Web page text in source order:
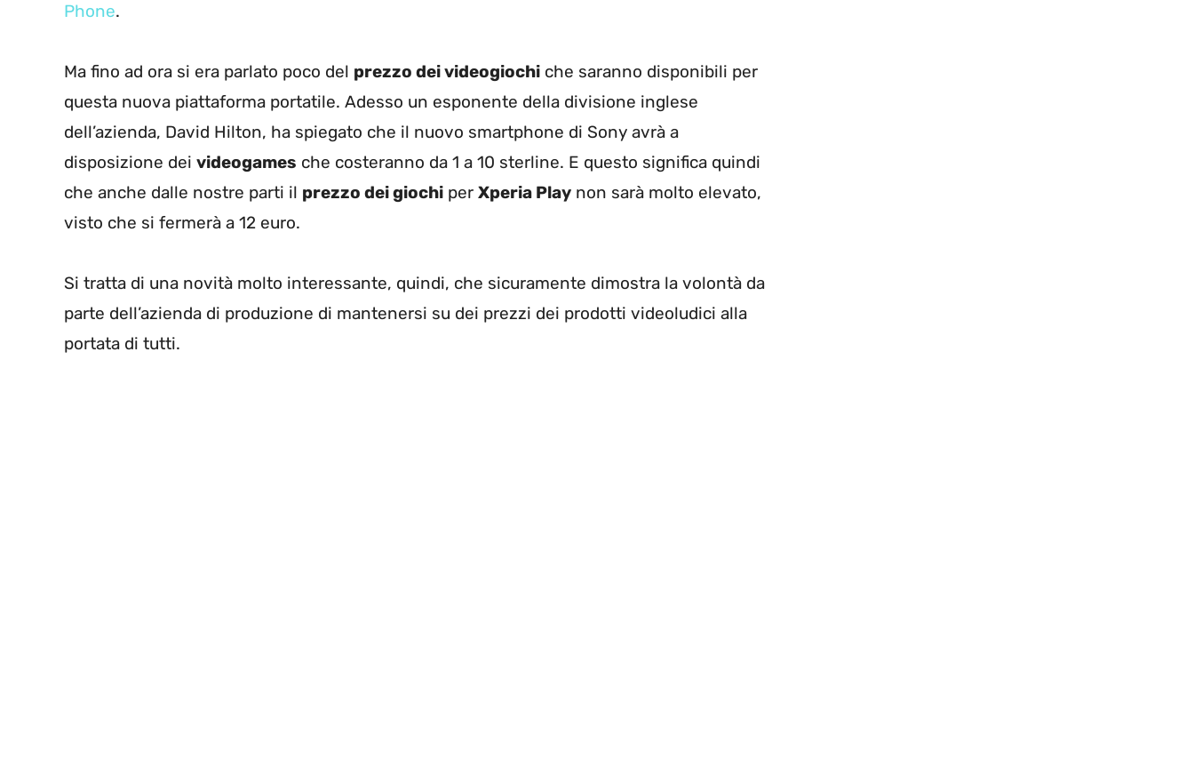
Phone.
Ma fino ad ora si era parlato poco del prezzo dei videogiochi che saranno disponibili per
questa nuova piattaforma portatile. Adesso un esponente della divisione inglese
dell’azienda, David Hilton, ha spiegato che il nuovo smartphone di Sony avrà a
disposizione dei videogames che costeranno da 1 a 10 sterline. E questo significa quindi
che anche dalle nostre parti il prezzo dei giochi per Xperia Play non sarà molto elevato,
visto che si fermerà a 12 euro.
Si tratta di una novità molto interessante, quindi, che sicuramente dimostra la volontà da
parte dell’azienda di produzione di mantenersi su dei prezzi dei prodotti videoludici alla
portata di tutti.